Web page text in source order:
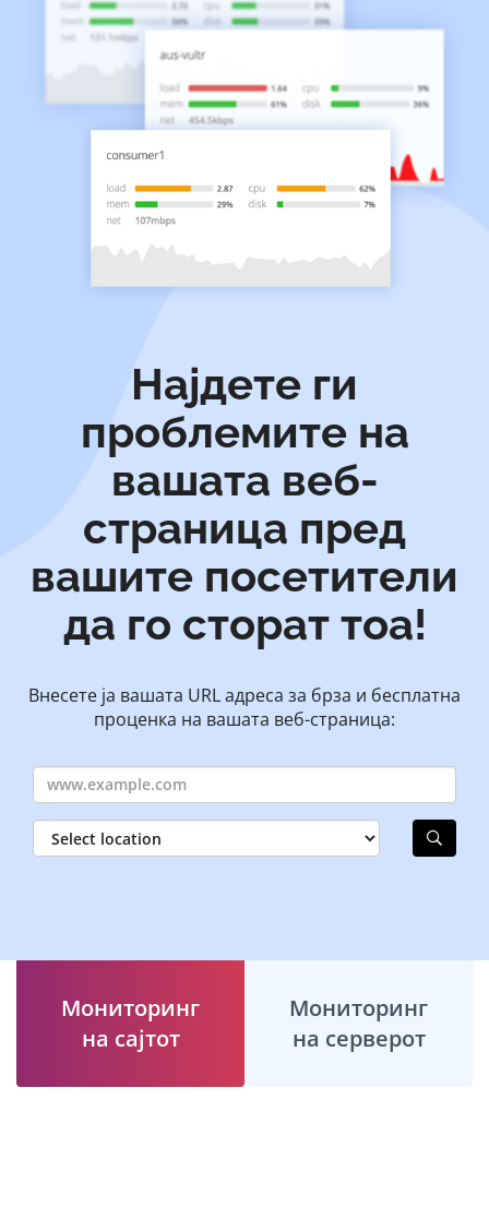
Најдете ги
проблемите на
вашата веб-
страница пред
вашите посетители
да го сторат тоа!
Внесете ја вашата URL адреса за брза и бесплатна
проценка на вашата веб-страница:
Мониторинг
на сајтот
Мониторинг
на серверот